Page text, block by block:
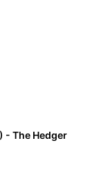
- The Hedger